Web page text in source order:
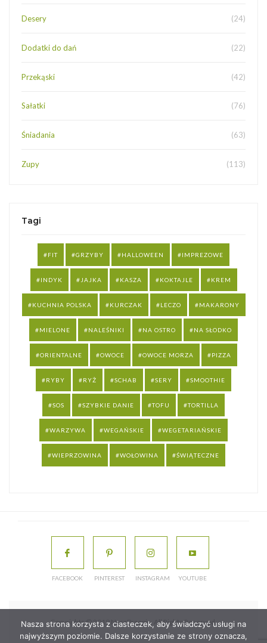
Desery (24)
Dodatki do dań (22)
Przekąski (42)
Sałatki (76)
Śniadania (63)
Zupy (113)
Tagi
FIT GRZYBY HALLOWEEN IMPREZOWE
INDYK JAJKA KASZA KOKTAJLE KREM
KUCHNIA POLSKA KURCZAK LECZO MAKARONY
MIELONE NALEŚNIKI NA OSTRO NA SŁODKO
ORIENTALNE OWOCE OWOCE MORZA PIZZA
RYBY RYŻ SCHAB SERY SMOOTHIE
SOS SZYBKIE DANIE TOFU TORTILLA
WARZYWA WEGAŃSKIE WEGETARIAŃSKIE
WIEPRZOWINA WOŁOWINA ŚWIĄTECZNE
FACEBOOK PINTEREST INSTAGRAM YOUTUBE
Copyrights © 2019 NaszPrzepis. All Rights Reserved.
Nasza strona korzysta z ciasteczek, aby świadczyć usługi na
najwyższym poziomie. Dalsze korzystanie ze strony oznacza,